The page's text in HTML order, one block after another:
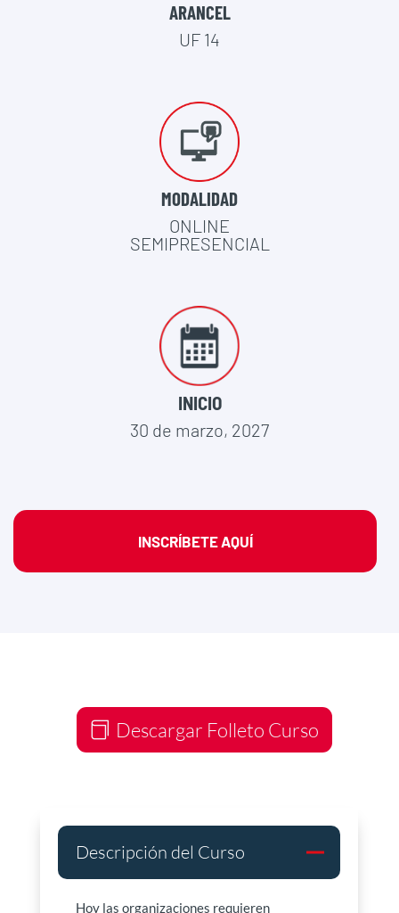
ARANCEL
UF 14
MODALIDAD
ONLINE
SEMIPRESENCIAL
INICIO
30 de marzo, 2027
INSCRÍBETE AQUÍ
Descargar Folleto Curso
Descripción del Curso
Hoy las organizaciones requieren